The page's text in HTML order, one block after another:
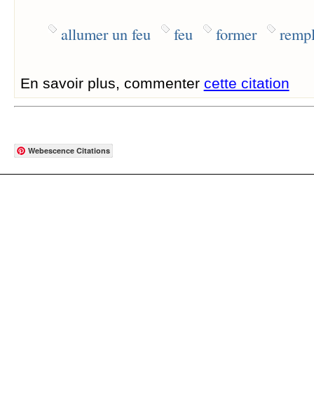
allumer un feu feu former
En savoir plus, commenter cette citation
Webescence Citations